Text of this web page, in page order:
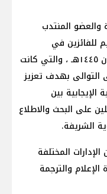
المنتدب
للفائزين في
المسابقة الثقافية الدينية لشهر رمضان ١٤٤٥هـ ، والتي كانت
التوالى بهدف تعزيز
الإيجابية بين
على البحث والاطلاع
الشريفة.
المختلفة
والترجمة